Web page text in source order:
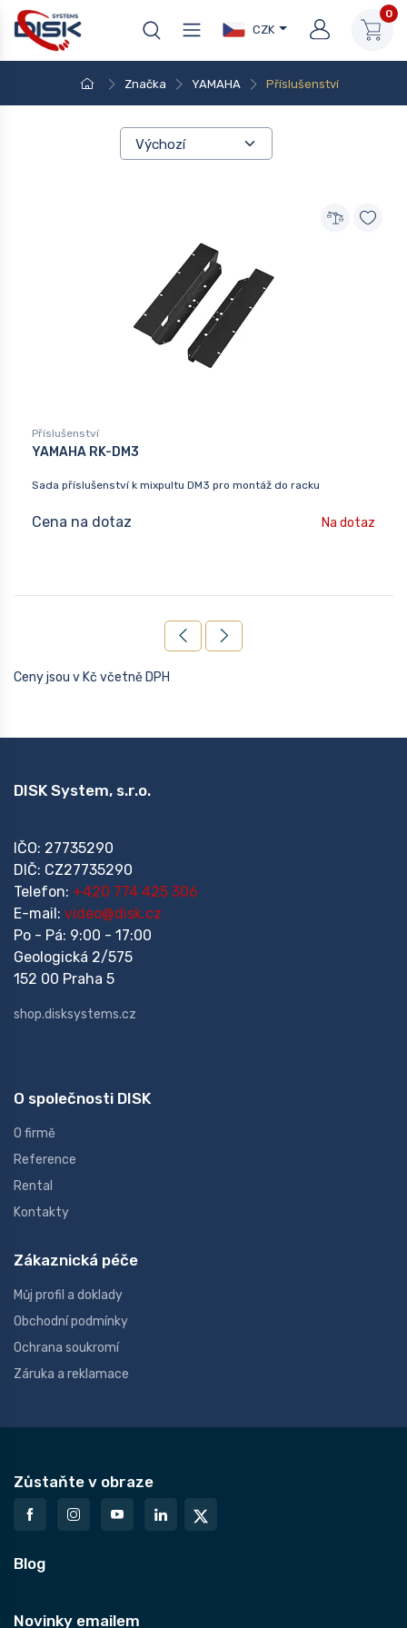
CZK
0
Značka YAMAHA Příslušenství
Příslušenství
YAMAHA RK-DM3
Sada příslušenství k mixpultu DM3 pro montáž do racku
Cena na dotaz Na dotaz
Ceny jsou v Kč včetně DPH
DISK System, s.r.o.
IČO: 27735290
DIČ: CZ27735290
Telefon: +420 774 425 306
E-mail: video@disk.cz
Po - Pá: 9:00 - 17:00
Geologická 2/575
152 00 Praha 5
shop.disksystems.cz
O společnosti DISK
O firmě
Reference
Rental
Kontakty
Zákaznická péče
Můj profil a doklady
Obchodní podmínky
Ochrana soukromí
Záruka a reklamace
Zůstaňte v obraze
Blog
Novinky emailem